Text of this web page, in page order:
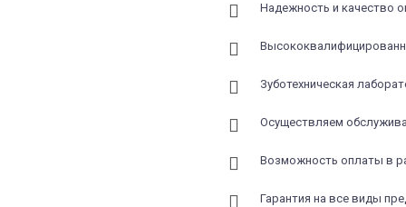
Надежность и качество
Зуботехническая
Осуществляем
Возможность оплаты в
Гарантия на все виды